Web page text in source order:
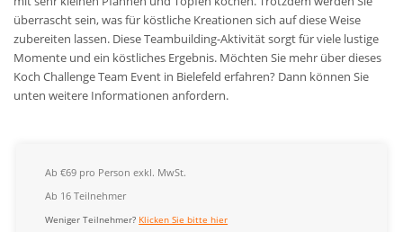
überrascht sein, was für köstliche Kreationen sich auf diese Weise
zubereiten lassen. Diese Teambuilding-Aktivität sorgt für viele lustige
Momente und ein köstliches Ergebnis. Möchten Sie mehr über dieses
Koch Challenge Team Event in Bielefeld erfahren? Dann können Sie
unten weitere Informationen anfordern.
Ab €69 pro Person exkl. MwSt.
Ab 16 Teilnehmer
Weniger Teilnehmer? Klicken Sie bitte hier